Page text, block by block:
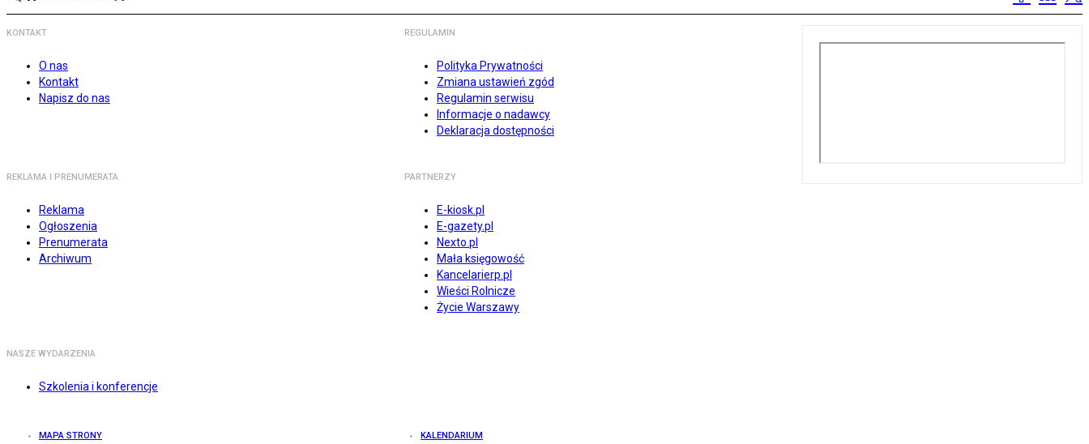
KONTAKT
O nas
Kontakt
Napisz do nas
REGULAMIN
Polityka Prywatności
Zmiana ustawień zgód
Regulamin serwisu
Informacje o nadawcy
Deklaracja dostępności
REKLAMA I PRENUMERATA
Reklama
Ogłoszenia
Prenumerata
Archiwum
PARTNERZY
E-kiosk.pl
E-gazety.pl
Nexto.pl
Mała księgowość
Kancelarierp.pl
Wieści Rolnicze
Życie Warszawy
NASZE WYDARZENIA
Szkolenia i konferencje
MAPA STRONY KALENDARIUM